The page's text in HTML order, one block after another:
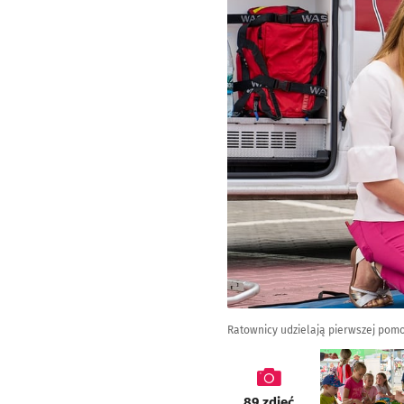
Ratownicy udzielają pierwszej